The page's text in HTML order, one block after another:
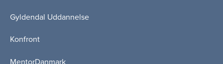
Gyldendal Uddannelse
Konfront
MentorDanmark